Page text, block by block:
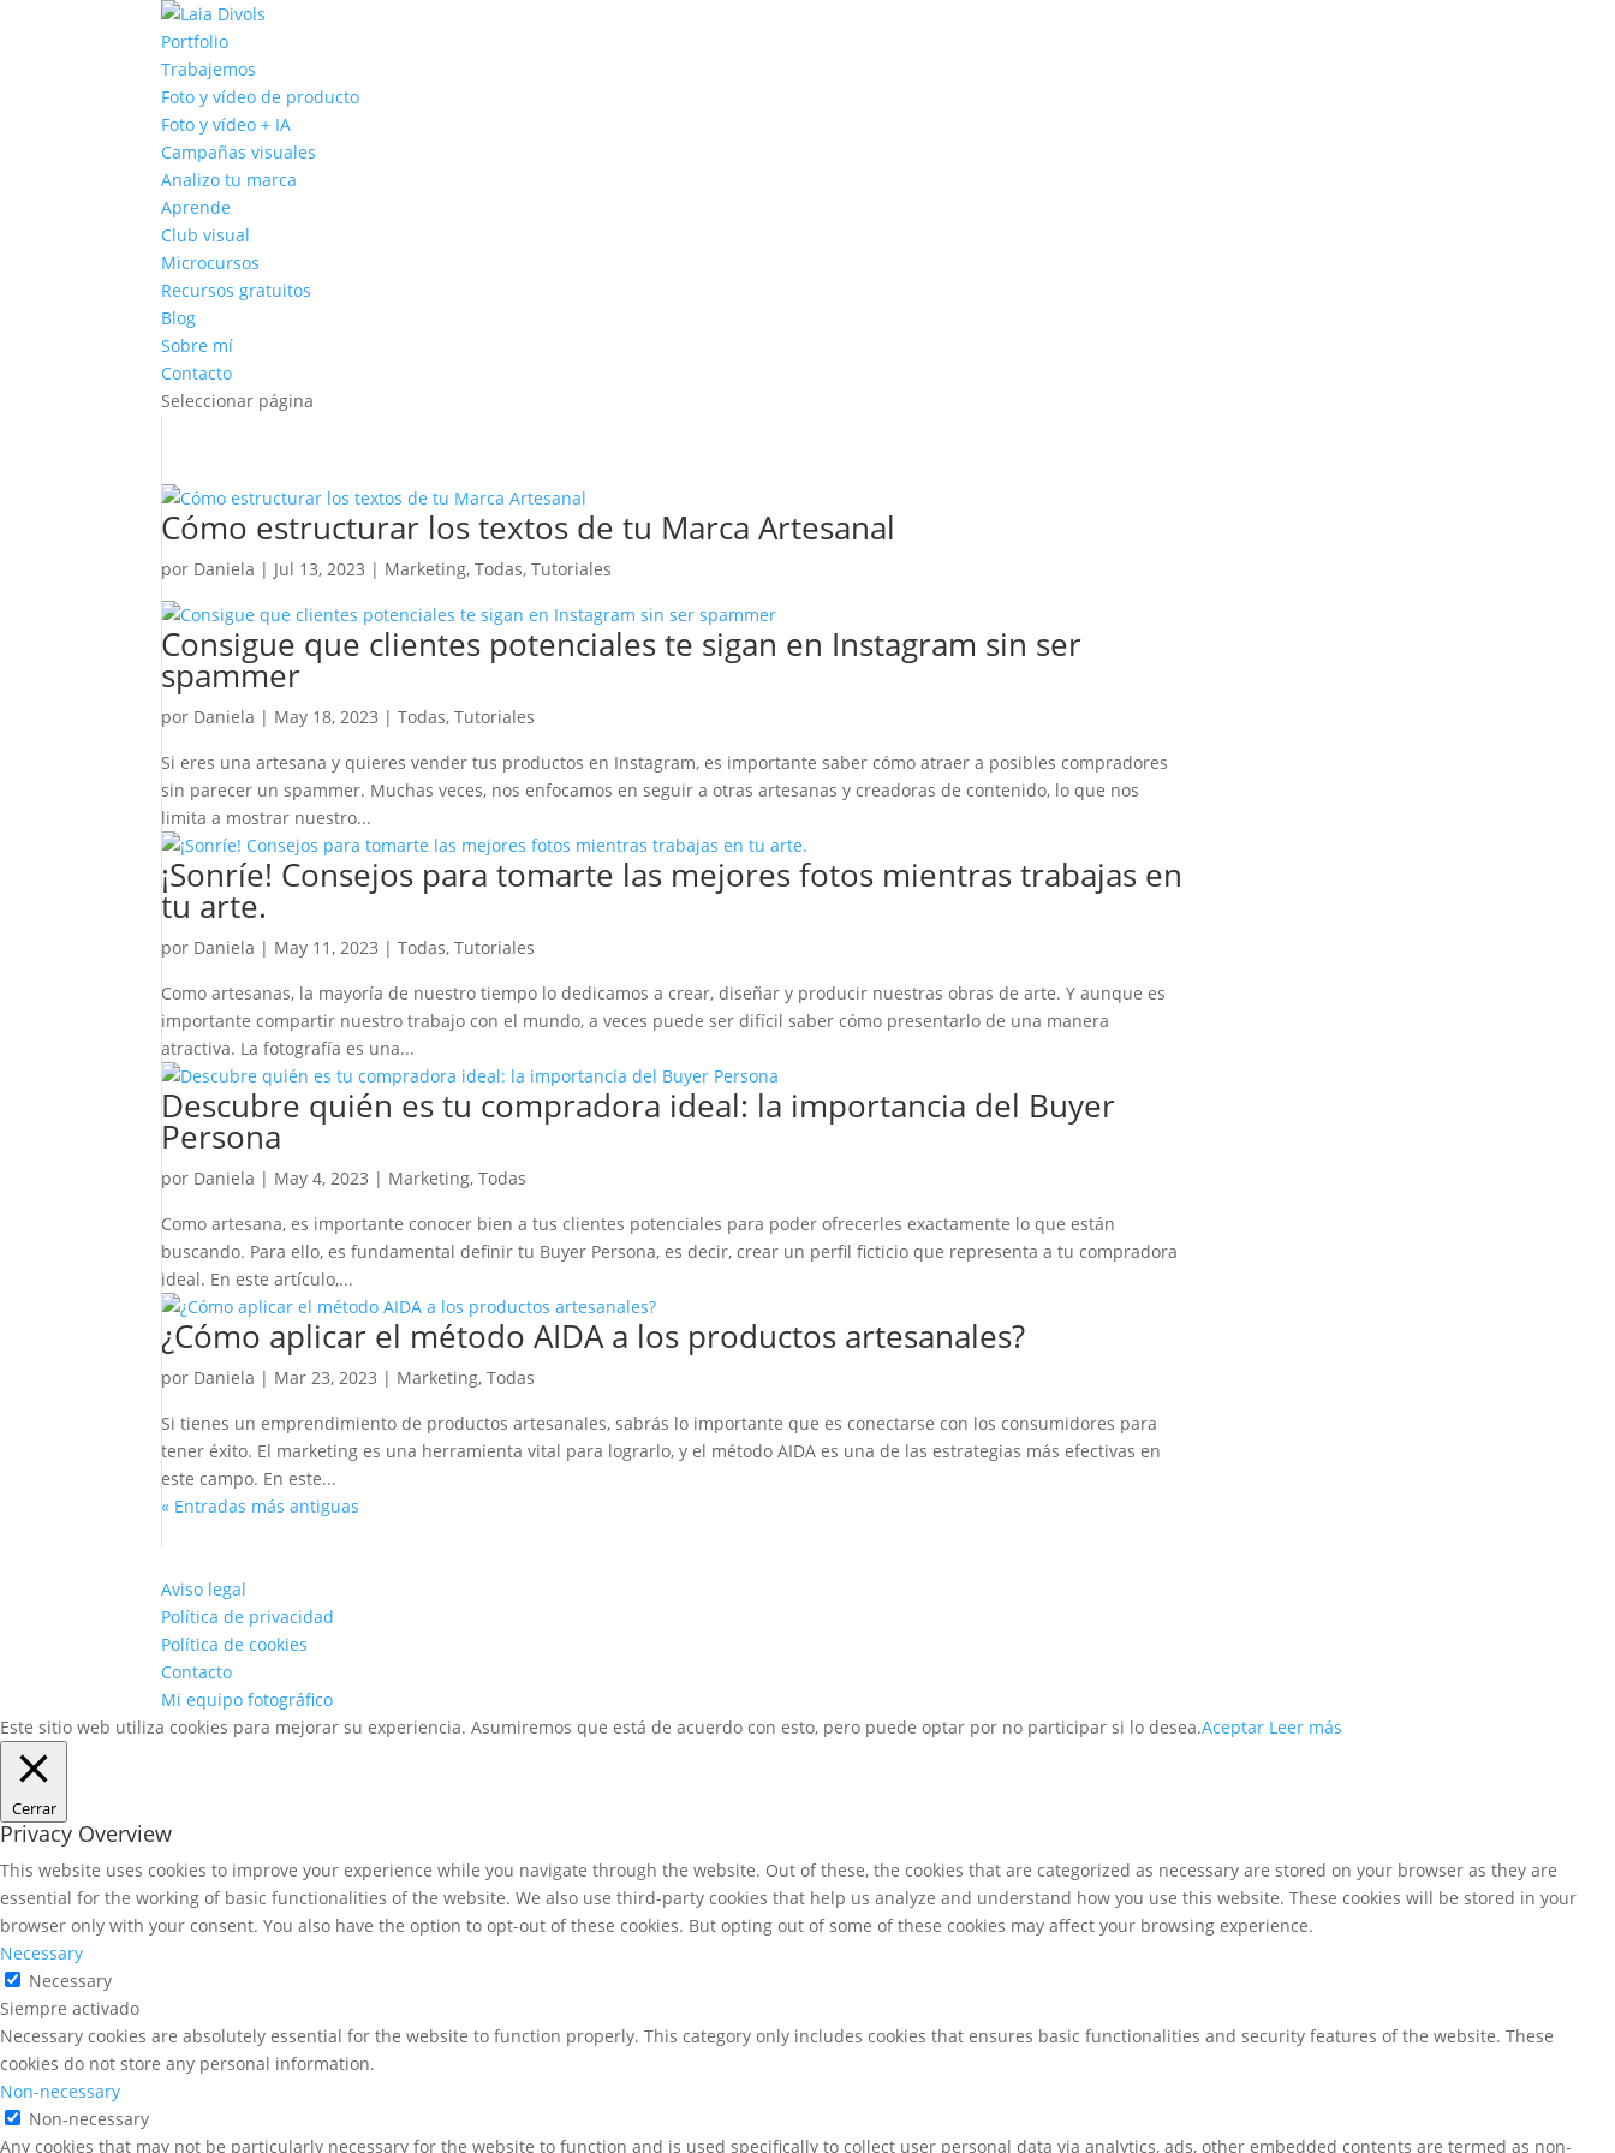
Portfolio
Trabajemos
Foto y vídeo de producto
Foto y vídeo + IA
Campañas visuales
Analizo tu marca
Aprende
Club visual
Microcursos
Recursos gratuitos
Blog
Sobre mí
Contacto
Seleccionar página
Cómo estructurar los textos de tu Marca Artesanal
por Daniela | Jul 13, 2023 | Marketing,Todas,Tutoriales
Consigue que clientes potenciales te sigan en Instagram sin ser
spammer
por Daniela | May 18, 2023 |Todas,Tutoriales
Si eres una artesana y quieres vender tus productos en Instagram, es importante saber cómo atraer a posibles compradores
sin parecer un spammer. Muchas veces, nos enfocamos en seguir a otras artesanas y creadoras de contenido, lo que nos
limita a mostrar nuestro...
¡Sonríe! Consejos para tomarte las mejores fotos mientras trabajas en
tu arte.
por Daniela | May 11, 2023 |Todas,Tutoriales
Como artesanas, la mayoría de nuestro tiempo lo dedicamos a crear, diseñar y producir nuestras obras de arte. Y aunque es
importante compartir nuestro trabajo con el mundo, a veces puede ser difícil saber cómo presentarlo de una manera
atractiva. La fotografía es una...
Descubre quién es tu compradora ideal: la importancia del Buyer
Persona
por Daniela | May 4, 2023 | Marketing,Todas
Como artesana, es importante conocer bien a tus clientes potenciales para poder ofrecerles exactamente lo que están
buscando. Para ello, es fundamental definir tu Buyer Persona, es decir, crear un perfil ficticio que representa a tu compradora
ideal. En este artículo,...
¿Cómo aplicar el método AIDA a los productos artesanales?
por Daniela | Mar 23, 2023 | Marketing,Todas
Si tienes un emprendimiento de productos artesanales, sabrás lo importante que es conectarse con los consumidores para
tener éxito. El marketing es una herramienta vital para lograrlo, y el método AIDA es una de las estrategias más efectivas en
este campo. En este...
« Entradas más antiguas
Aviso legal
Política de privacidad
Política de cookies
Contacto
Mi equipo fotográfico
Este sitio web utiliza cookies para mejorar su experiencia. Asumiremos que está de acuerdo con esto, pero puede optar por no participar si lo desea.Aceptar Leer más
Cerrar
Privacy Overview
This website uses cookies to improve your experience while you navigate through the website. Out of these, the cookies that are categorized as necessary are stored on your browser as they are
essential for the working of basic functionalities of the website. We also use third-party cookies that help us analyze and understand how you use this website. These cookies will be stored in your
browser only with your consent. You also have the option to opt-out of these cookies. But opting out of some of these cookies may affect your browsing experience.
Necessary
Necessary
Siempre activado
Necessary cookies are absolutely essential for the website to function properly. This category only includes cookies that ensures basic functionalities and security features of the website. These
cookies do not store any personal information.
Non-necessary
Non-necessary
Any cookies that may not be particularly necessary for the website to function and is used specifically to collect user personal data via analytics, ads, other embedded contents are termed as non-